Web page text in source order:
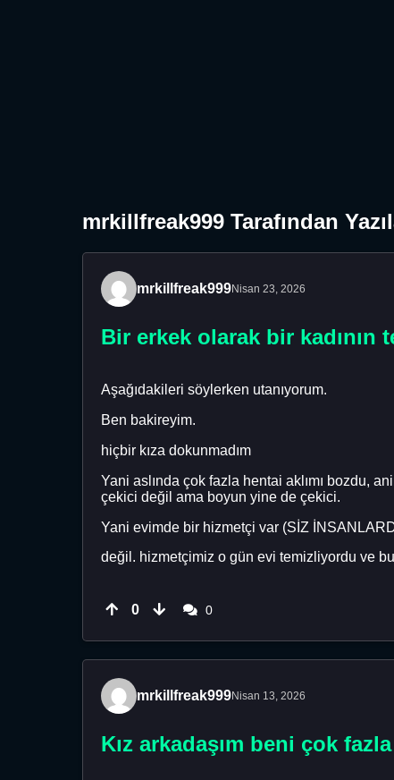
mrkillfreak999 Tarafından
mrkillfreak999Nisan 23, 2026
Bir erkek olarak bir kadının
Aşağıdakileri söylerken utanıyorum.
Ben bakireyim.
hiçbir kıza dokunmadım
Yani aslında çok fazla hentai aklımı bozdu,
çekici değil ama boyun yine de çekici.
Yani evimde bir hizmetçi var (SİZ
değil. hizmetçimiz o gün evi temizliyordu ve
0 0
mrkillfreak999Nisan 13, 2026
Kız arkadaşım beni çok